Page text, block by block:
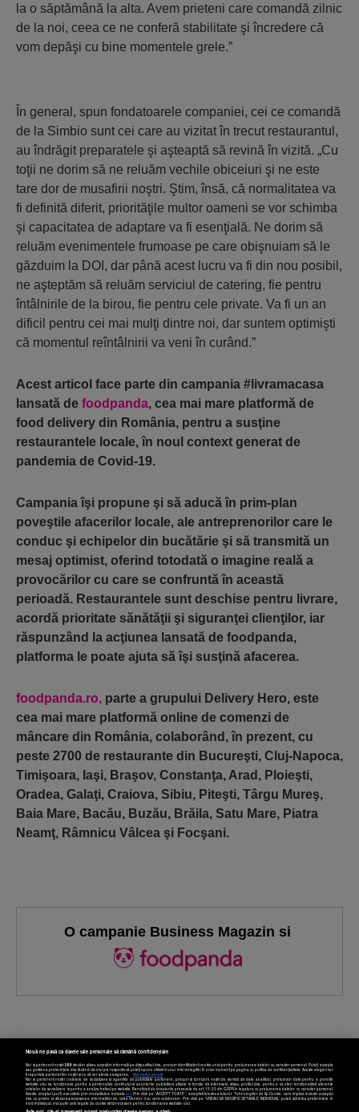
la o săptămână la alta. Avem prieteni care comandă zilnic
de la noi, ceea ce ne conferă stabilitate şi încredere că
vom depăşi cu bine momentele grele.”
În general, spun fondatoarele companiei, cei ce comandă
de la Simbio sunt cei care au vizitat în trecut restaurantul,
au îndrăgit preparatele şi aşteaptă să revină în vizită. „Cu
toţii ne dorim să ne reluăm vechile obiceiuri şi ne este
tare dor de musafirii noştri. Ştim, însă, că normalitatea va
fi definită diferit, priorităţile multor oameni se vor schimba
şi capacitatea de adaptare va fi esenţială. Ne dorim să
reluăm evenimentele frumoase pe care obişnuiam să le
găzduim la DOI, dar până acest lucru va fi din nou posibil,
ne aşteptăm să reluăm serviciul de catering, fie pentru
întâlnirile de la birou, fie pentru cele private. Va fi un an
dificil pentru cei mai mulţi dintre noi, dar suntem optimişti
că momentul reîntâlnirii va veni în curând.”
Acest articol face parte din campania #livramacasa
lansată de foodpanda, cea mai mare platformă de
food delivery din România, pentru a susţine
restaurantele locale, în noul context generat de
pandemia de Covid-19.
Campania îşi propune şi să aducă în prim-plan
poveştile afacerilor locale, ale antreprenorilor care le
conduc şi echipelor din bucătărie şi să transmită un
mesaj optimist, oferind totodată o imagine reală a
provocărilor cu care se confruntă în această
perioadă. Restaurantele sunt deschise pentru livrare,
acordă prioritate sănătăţii şi siguranţei clienţilor, iar
răspunzând la acţiunea lansată de foodpanda,
platforma le poate ajuta să îşi susţină afacerea.
foodpanda.ro, parte a grupului Delivery Hero, este
cea mai mare platformă online de comenzi de
mâncare din România, colaborând, în prezent, cu
peste 2700 de restaurante din Bucureşti, Cluj-Napoca,
Timişoara, Iaşi, Braşov, Constanţa, Arad, Ploieşti,
Oradea, Galaţi, Craiova, Sibiu, Piteşti, Târgu Mureş,
Baia Mare, Bacău, Buzău, Brăila, Satu Mare, Piatra
Neamţ, Râmnicu Vâlcea şi Focşani.
O campanie Business Magazin si
Termeni și condiții Confidențialitate Cookies Contact
Nouă ne pasă ca datele tale personale să rămână confidențiale
Noi și partenerii noștri589stocăm și/sau accesăm informații pe dispozitivul dvs., precum identificatorii cookie unici pentru prelucrarea datelor cu caracter personal. Puteți accepta
sau gestiona preferințele dvs. făcând clic mai jos, respectiv vă puteți opune utilizării unui interes legitim în orice moment pe pagina cu politica de confidențialitate. Aceste alegeri vor
fi raportate partenerilor noștri și nu vă vor afecta navigarea.
Mai multe detalii
Noi si partenerii nostri (retelele de socializare si agentiile de publicitate partenere, precum si furnizorii nostri de servicii de date analitice) prelucram date pentru a permite
website-ului sa functioneze, pentru a personaliza continutul si anunturile publicitare afisate in functie de interesele si/sau profilul dvs., pentru a va oferi functionalitati aferente
retelelor de socializare si pentru a analiza traficul pe website. Beneficiati de drepturile prevazute de art. 15-22 din GDPR in legatura cu prelucrarea datelor cu caracter personal.
Aceste drepturi pot fi exercitate prin modalitatea indicataaici. Prin click pe “ACCEPT TOATE”, acceptati folosirea tuturor Tehnologiilor de tip Cookie, care implica inclusiv acceptul
dvs. cu privire la stocarea/accesarea informatiilor de catre Vendor-ii cu care colaboram. Prin click pe “VREAU SA MODIFIC SETARILE INDIVIDUAL” puteti schimba preferintele in
mod individual, mai putin cele legate de cookie strict necesare pentru functionarea website-ului.